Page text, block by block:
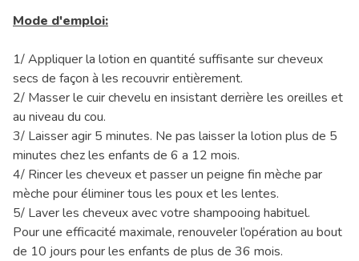
Mode d'emploi:
1/ Appliquer la lotion en quantité suffisante sur cheveux
secs de façon à les recouvrir entièrement.
2/ Masser le cuir chevelu en insistant derrière les oreilles et
au niveau du cou.
3/ Laisser agir 5 minutes. Ne pas laisser la lotion plus de 5
minutes chez les enfants de 6 a 12 mois.
4/ Rincer les cheveux et passer un peigne fin mèche par
mèche pour éliminer tous les poux et les lentes.
5/ Laver les cheveux avec votre shampooing habituel.
Pour une efficacité maximale, renouveler l’opération au bout
de 10 jours pour les enfants de plus de 36 mois.